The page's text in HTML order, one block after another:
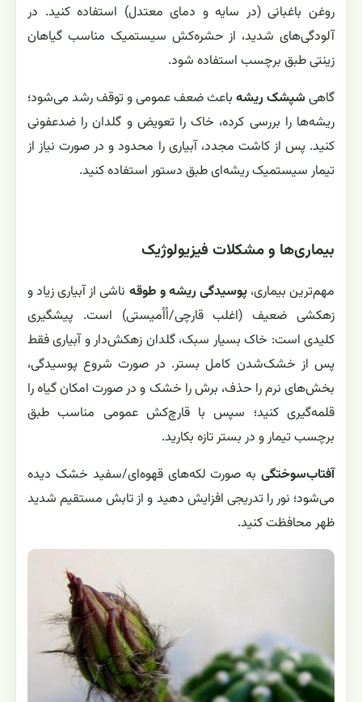
روغن باغبانی (در سایه و دمای معتدل) استفاده کنید. در
آلودگی‌های شدید، از حشره‌کش سیستمیک مناسب گیاهان
زینتی طبق برچسب استفاده شود.
گاهی شپشک ریشهباعث ضعف عمومی و توقف رشد می‌شود؛
ریشه‌ها را بررسی کرده، خاک را تعویض و گلدان را ضدعفونی
کنید. پس از کاشت مجدد، آبیاری را محدود و در صورت نیاز از
تیمار سیستمیک ریشه‌ای طبق دستور استفاده کنید.
بیماری‌ها و مشکلات فیزیولوژیک
مهم‌ترین بیماری،پوسیدگی ریشه و طوقه ناشی از آبیاری زیاد و
زهکشی ضعیف (اغلب قارچی/اُاُمیستی) است. پیشگیری
کلیدی است: خاک بسیار سبک، گلدان زهکش‌دار و آبیاری فقط
پس از خشک‌شدن کامل بستر. در صورت شروع پوسیدگی،
بخش‌های نرم را حذف، برش را خشک و در صورت امکان گیاه را
قلمه‌گیری کنید؛ سپس با قارچ‌کش عمومی مناسب طبق
برچسب تیمار و در بستر تازه بکارید.
آفتاب‌سوختگیبه صورت لکه‌های قهوه‌ای/سفید خشک دیده
می‌شود؛ نور را تدریجی افزایش دهید و از تابش مستقیم شدید
ظهر محافظت کنید.